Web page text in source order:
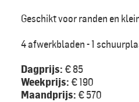
Geschikt voor randen en
4 afwerkbladen - 1
Dagprijs: € 85
Weekprijs: € 190
Maandprijs: € 570